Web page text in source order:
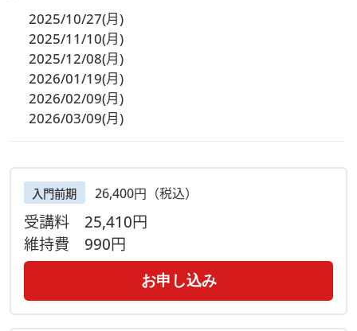
2025/10/27(月)
2025/11/10(月)
2025/12/08(月)
2026/01/19(月)
2026/02/09(月)
2026/03/09(月)
入門前期 26,400円（税込）
受講料 25,410円
維持費 990円
お申し込み